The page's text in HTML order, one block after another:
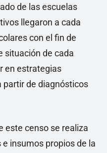
de las escuelas
llegaron a cada
con el fin de
situación de cada
en estrategias
partir de diagnósticos
este censo se realiza
insumos propios de la